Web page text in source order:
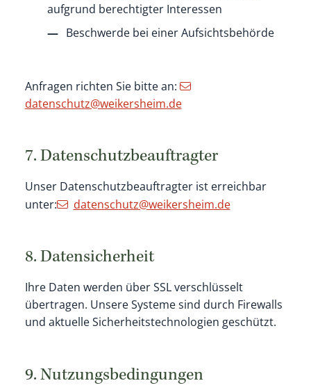
aufgrund berechtigter Interessen
Beschwerde bei einer Aufsichtsbehörde
Anfragen richten Sie bitte an:
datenschutz@weikersheim.de
7. Datenschutzbeauftragter
Unser Datenschutzbeauftragter ist erreichbar
unter:
datenschutz@weikersheim.de
8. Datensicherheit
Ihre Daten werden über SSL verschlüsselt
übertragen. Unsere Systeme sind durch Firewalls
und aktuelle Sicherheitstechnologien geschützt.
9. Nutzungsbedingungen